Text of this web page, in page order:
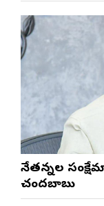
నేతన్నల
చంద్రబాబు